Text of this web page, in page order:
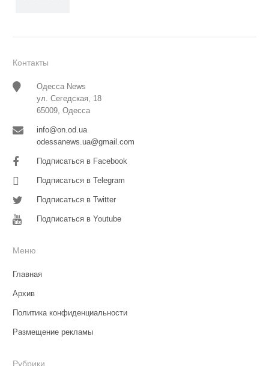
Контакты
Одесса News
ул. Сегедская, 18
65009, Одесса
info@on.od.ua
odessanews.ua@gmail.com
Подписаться в Facebook
Подписаться в Telegram
Подписаться в Twitter
Подписаться в Youtube
Меню
Главная
Архив
Политика конфиденциальности
Размещение рекламы
Рубрики